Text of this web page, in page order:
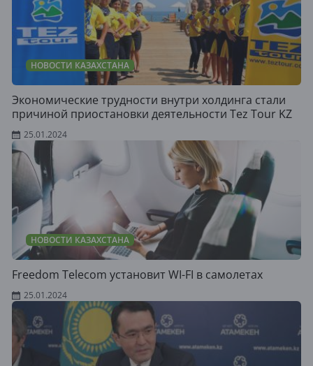
НОВОСТИ КАЗАХСТАНА
Экономические трудности внутри холдинга стали
причиной приостановки деятельности Tez Tour KZ
25.01.2024
НОВОСТИ КАЗАХСТАНА
Freedom Telecom установит WI-FI в самолетах
25.01.2024